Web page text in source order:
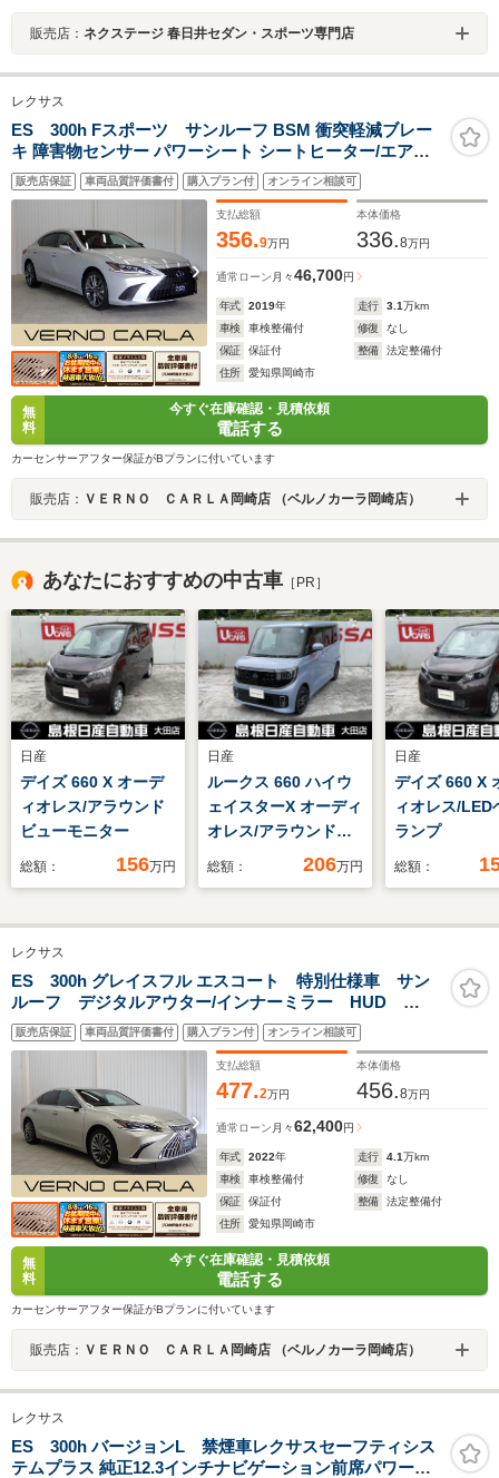
販売店： ネクステージ 春日井セダン・スポーツ専門店
レクサス
ES 300h Fスポーツ サンルーフ BSM 衝突軽減ブレー
キ 障害物センサー パワーシート シートヒーター/エアコ
ン LEDヘッドライト スマートキー 純正AW 純正ナビ バ
ックカメラ フルセグTV DVD/CD再生 Bluetooth ETC ド
販売店保証 車両品質評価書付 購入プラン付 オンライン相談可
支払総額
356.9万円
本体価格
336.8万円
通常ローン 月々46,700円
年式 2019年 走行 3.1万km
車検
車検整備付 修復
なし
保証
保証付 整備
法定整備付
住所
愛知県岡崎市
無
料
今すぐ在庫確認・見積依頼
電話する
カーセンサーアフター保証がBプランに付いています
販売店： ＶＥＲＮＯ ＣＡＲＬＡ岡崎店 （ベルノカーラ岡崎店）
あなたにおすすめの中古車 ［PR］
日産
デイズ 660 X オーデ
ィオレス/アラウンド
ビューモニター
総額： 156万円
日産
ルークス 660 ハイウ
ェイスターX オーディ
オレス/アラウンドビ
総額： 206万円
日産
デイズ 660 X
ィオレス/LED
ランプ
総額：
レクサス
ES 300h グレイスフル エスコート 特別仕様車 サン
ルーフ デジタルアウター/インナーミラー HUD
BSM 全方位C 本革 PWシート シートヒーター/クー
ラー 三眼LED 純正AW 純正DA フルセグTV
Bluetooth ETC ドラレコ
販売店保証 車両品質評価書付 購入プラン付 オンライン相談可
支払総額
477.2万円
本体価格
456.8万円
通常ローン 月々62,400円
年式 2022年 走行 4.1万km
車検
車検整備付 修復
なし
保証
保証付 整備
法定整備付
住所
愛知県岡崎市
無
料
今すぐ在庫確認・見積依頼
電話する
カーセンサーアフター保証がBプランに付いています
販売店： ＶＥＲＮＯ ＣＡＲＬＡ岡崎店 （ベルノカーラ岡崎店）
レクサス
ES 300h バージョンL 禁煙車レクサスセーフティシス
テムプラス 純正12.3インチナビゲーション前席パワーシ